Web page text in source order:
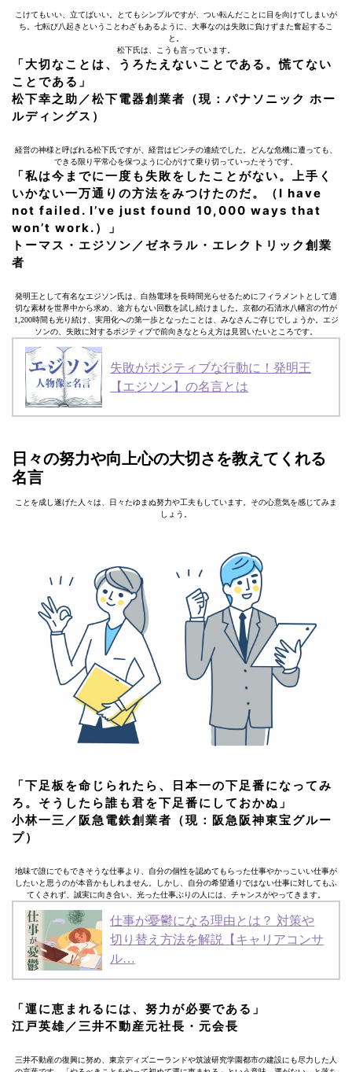
こけてもいい、立てばいい。とてもシンプルですが、つい転んだことに目を向けてしまいが
ち。七転び八起きということわざもあるように、大事なのは失敗に負けずまた奮起するこ
と。
松下氏は、こうも言っています。
「大切なことは、うろたえないことである。慌てない
ことである」
松下幸之助／松下電器創業者（現：パナソニック ホー
ルディングス）
経営の神様と呼ばれる松下氏ですが、経営はピンチの連続でした。どんな危機に遭っても、
できる限り平常心を保つように心がけて乗り切っていったそうです。
「私は今までに一度も失敗をしたことがない。上手く
いかない一万通りの方法をみつけたのだ。（I have
not failed. I’ve just found 10,000 ways that
won’t work.）」
トーマス・エジソン／ゼネラル・エレクトリック創業
者
発明王として有名なエジソン氏は、白熱電球を長時間光らせるためにフィラメントとして適
切な素材を世界中から求め、途方もない回数を試し続けました。京都の石清水八幡宮の竹が
1,200時間も光り続け、実用化への第一歩となったことは、みなさんご存じでしょうか。エジ
ソンの、失敗に対するポジティブで前向きなとらえ方は見習いたいところです。
失敗がポジティブな行動に！発明王
【エジソン】の名言とは
日々の努力や向上心の大切さを教えてくれる
名言
ことを成し遂げた人々は、日々たゆまぬ努力や工夫もしています。その心意気を感じてみま
しょう。
「下足板を命じられたら、日本一の下足番になってみ
ろ。そうしたら誰も君を下足番にしておかぬ」
小林一三／阪急電鉄創業者（現：阪急阪神東宝グルー
プ）
地味で誰にでもできそうな仕事より、自分の個性を認めてもらった仕事やかっこいい仕事が
したいと思うのが本音かもしれません。しかし、自分の希望通りではない仕事に対してもふ
てくされず、誠実に向き合い、光った仕事ぶりの人には、チャンスがやってきます。
仕事が憂鬱になる理由とは？ 対策や
切り替え方法を解説【キャリアコンサ
ル…
「運に恵まれるには、努力が必要である」
江戸英雄／三井不動産元社長・元会長
三井不動産の復興に努め、東京ディズニーランドや筑波研究学園都市の建設にも尽力した人